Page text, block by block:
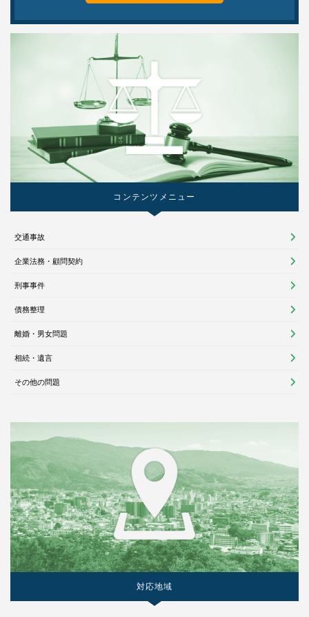
コンテンツメニュー
交通事故
企業法務・顧問契約
刑事事件
債務整理
離婚・男女問題
相続・遺言
その他の問題
対応地域